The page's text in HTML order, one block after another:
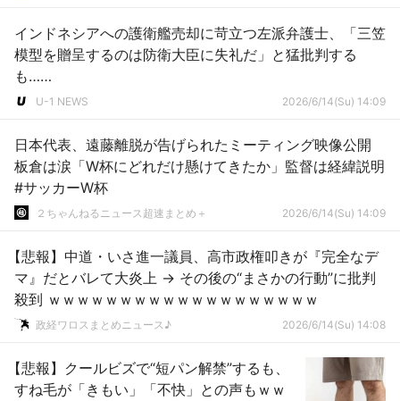
インドネシアへの護衛艦売却に苛立つ左派弁護士、「三笠
模型を贈呈するのは防衛大臣に失礼だ」と猛批判する
も……
U-1 NEWS 2026/6/14(Su) 14:09
日本代表、遠藤離脱が告げられたミーティング映像公開
板倉は涙「W杯にどれだけ懸けてきたか」監督は経緯説明
#サッカーW杯
２ちゃんねるニュース超速まとめ＋ 2026/6/14(Su) 14:09
【悲報】中道・いさ進一議員、高市政権叩きが『完全なデ
マ』だとバレて大炎上 → その後の“まさかの行動”に批判
殺到 ｗｗｗｗｗｗｗｗｗｗｗｗｗｗｗｗｗｗｗ
政経ワロスまとめニュース♪ 2026/6/14(Su) 14:08
【悲報】クールビズで“短パン解禁”するも、
すね毛が「きもい」「不快」との声もｗｗ